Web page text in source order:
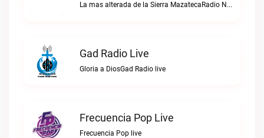
La mas alterada de la Sierra MazatecaRadio Nanj-Ngaa live
Gad Radio Live
Gloria a DiosGad Radio live
Frecuencia Pop Live
Frecuencia Pop live